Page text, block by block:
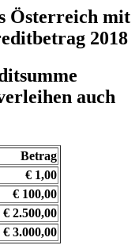
Österreich mit
2018
auch
Betrag
€ 1,00
€ 100,00
€ 2.500,00
€ 3.000,00